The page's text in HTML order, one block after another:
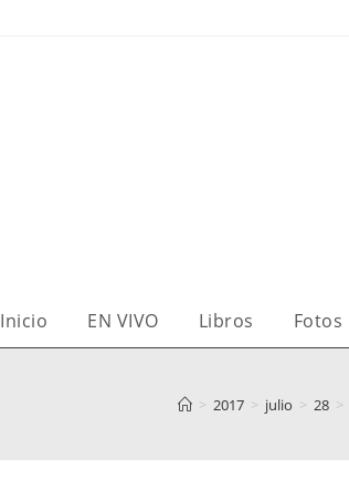
Inicio EN VIVO Libros Fotos
> 2017 > julio > 28 >